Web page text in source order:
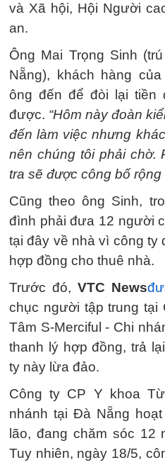
và Xã hội, Hội Người
an.
Ông Mai Trọng Sinh
Nẵng), khách hàng
ông đến để đòi lại tiền
được. “Hôm này đoàn
đến làm việc nhưng
nên chúng tôi phải chờ.
tra sẽ được công bố rộng
Cũng theo ông Sinh,
đình phải đưa 12 người
tại đây về nhà vì công ty
hợp đồng cho thuê nhà.
Trước đó, VTC News
chục người tập trung
Tâm S-Merciful - Chi
thanh lý hợp đồng, trả
ty này lừa đảo.
Công ty CP Y khoa
nhánh tại Đà Nẵng
lão, đang chăm sóc 12
Tuy nhiên, ngày 18/5,